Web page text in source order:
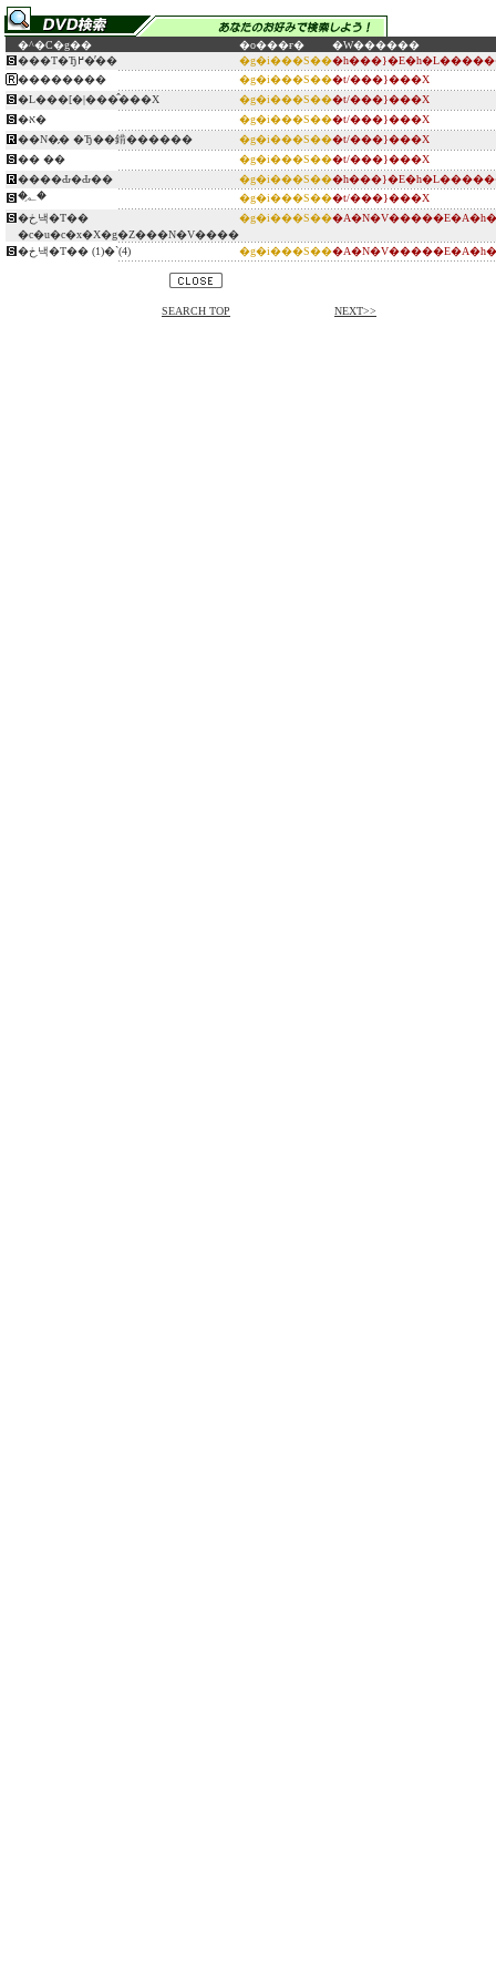
�^�C�g�� �o���ғ�
�W������
���T�Ђ߂��̓�
�g�i���S��
��������
�g�i���S���t/���}���X
�L���[�|���̂���X
�g�i���S���t/���}���X
�א�
�g�i���S���t/���}���X
��N�̗� �Ђ��錹������
�g�i���S���t/���}���X
�� ��
�g�i���S���t/���}���X
����Ԃ�Ԃ��
�g�i���S��
�؂̗�
�g�i���S���t/���}���X
�܂ڂ낵�T��
�c�u�c�x�X�g�Z���N�V����
�g�i���S��
�܂ڂ낵�T�� (1)�`(4) �g�i���S��
SEARCH TOP NEXT>>